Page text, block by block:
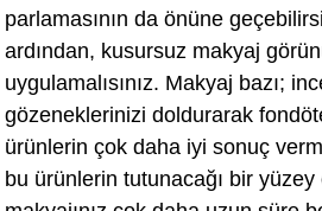
parlamasının da önüne
ardından, kusursuz makyaj
uygulamalısınız. Makyaj bazı;
gözeneklerinizi doldurarak
ürünlerin çok daha iyi sonuç
bu ürünlerin tutunacağı bir